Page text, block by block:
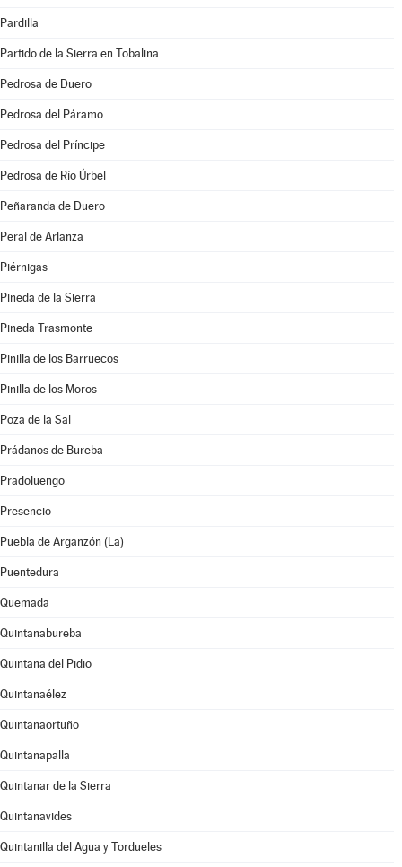
Pardilla
Partido de la Sierra en Tobalina
Pedrosa de Duero
Pedrosa del Páramo
Pedrosa del Príncipe
Pedrosa de Río Úrbel
Peñaranda de Duero
Peral de Arlanza
Piérnigas
Pineda de la Sierra
Pineda Trasmonte
Pinilla de los Barruecos
Pinilla de los Moros
Poza de la Sal
Prádanos de Bureba
Pradoluengo
Presencio
Puebla de Arganzón (La)
Puentedura
Quemada
Quintanabureba
Quintana del Pidio
Quintanaélez
Quintanaortuño
Quintanapalla
Quintanar de la Sierra
Quintanavides
Quintanilla del Agua y Tordueles